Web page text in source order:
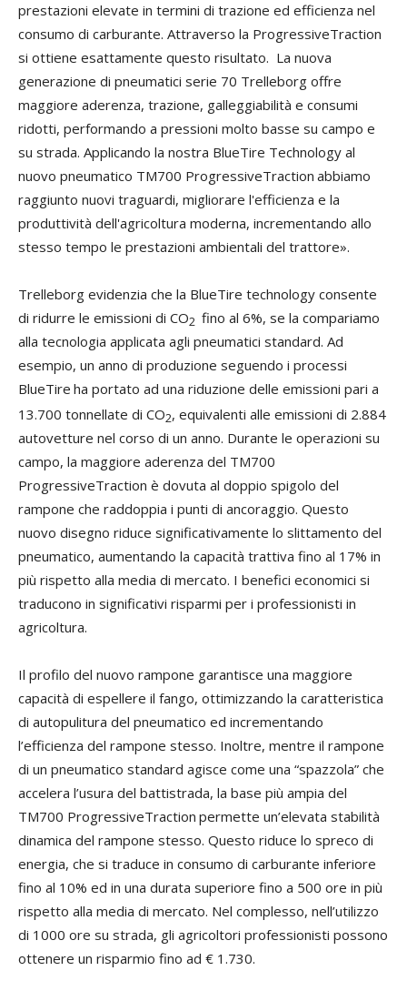
prestazioni elevate in termini di trazione ed efficienza nel
consumo di carburante. Attraverso la ProgressiveTraction
si ottiene esattamente questo risultato. La nuova
generazione di pneumatici serie 70 Trelleborg offre
maggiore aderenza, trazione, galleggiabilità e consumi
ridotti, performando a pressioni molto basse su campo e
su strada. Applicando la nostra BlueTire Technology al
nuovo pneumatico TM700 ProgressiveTraction abbiamo
raggiunto nuovi traguardi, migliorare l'efficienza e la
produttività dell'agricoltura moderna, incrementando allo
stesso tempo le prestazioni ambientali del trattore».
Trelleborg evidenzia che la BlueTire technology consente
di ridurre le emissioni di CO2 fino al 6%, se la compariamo
alla tecnologia applicata agli pneumatici standard. Ad
esempio, un anno di produzione seguendo i processi
BlueTire ha portato ad una riduzione delle emissioni pari a
13.700 tonnellate di CO2, equivalenti alle emissioni di 2.884
autovetture nel corso di un anno. Durante le operazioni su
campo, la maggiore aderenza del TM700
ProgressiveTraction è dovuta al doppio spigolo del
rampone che raddoppia i punti di ancoraggio. Questo
nuovo disegno riduce significativamente lo slittamento del
pneumatico, aumentando la capacità trattiva fino al 17% in
più rispetto alla media di mercato. I benefici economici si
traducono in significativi risparmi per i professionisti in
agricoltura.
Il profilo del nuovo rampone garantisce una maggiore
capacità di espellere il fango, ottimizzando la caratteristica
di autopulitura del pneumatico ed incrementando
l’efficienza del rampone stesso. Inoltre, mentre il rampone
di un pneumatico standard agisce come una “spazzola” che
accelera l’usura del battistrada, la base più ampia del
TM700 ProgressiveTraction permette un’elevata stabilità
dinamica del rampone stesso. Questo riduce lo spreco di
energia, che si traduce in consumo di carburante inferiore
fino al 10% ed in una durata superiore fino a 500 ore in più
rispetto alla media di mercato. Nel complesso, nell’utilizzo
di 1000 ore su strada, gli agricoltori professionisti possono
ottenere un risparmio fino ad € 1.730.